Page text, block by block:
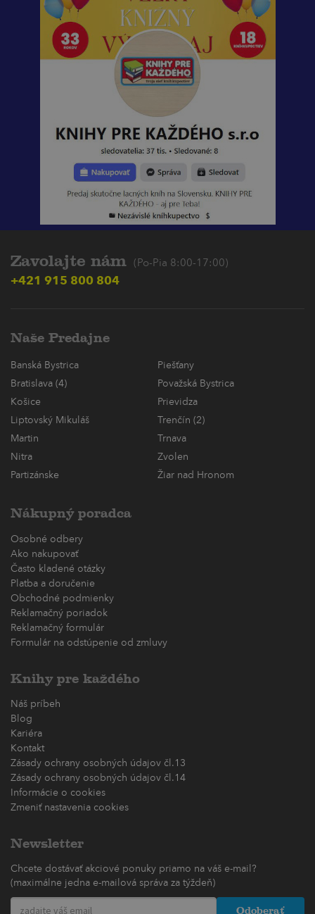
Zavolajte nám (Po-Pia 8:00-17:00)
+421 915 800 804
Naše Predajne
Banská Bystrica
Piešťany
Bratislava (4)
Považská Bystrica
Košice
Prievidza
Liptovský Mikuláš
Trenčín (2)
Martin
Trnava
Nitra
Zvolen
Partizánske
Žiar nad Hronom
Nákupný poradca
Osobné odbery
Ako nakupovať
Často kladené otázky
Platba a doručenie
Obchodné podmienky
Reklamačný poriadok
Reklamačný formulár
Formulár na odstúpenie od zmluvy
Knihy pre každého
Náš príbeh
Blog
Kariéra
Kontakt
Zásady ochrany osobných údajov čl.13
Zásady ochrany osobných údajov čl.14
Informácie o cookies
Zmeniť nastavenia cookies
Newsletter
Chcete dostávať akciové ponuky priamo na váš e-mail?
(maximálne jedna e-mailová správa za týždeň)
Odoberať